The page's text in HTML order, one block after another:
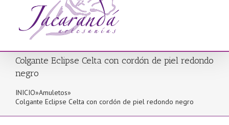
Colgante Eclipse Celta con cordón de piel redondo
negro
INICIO»Amuletos»
Colgante Eclipse Celta con cordón de piel redondo negro